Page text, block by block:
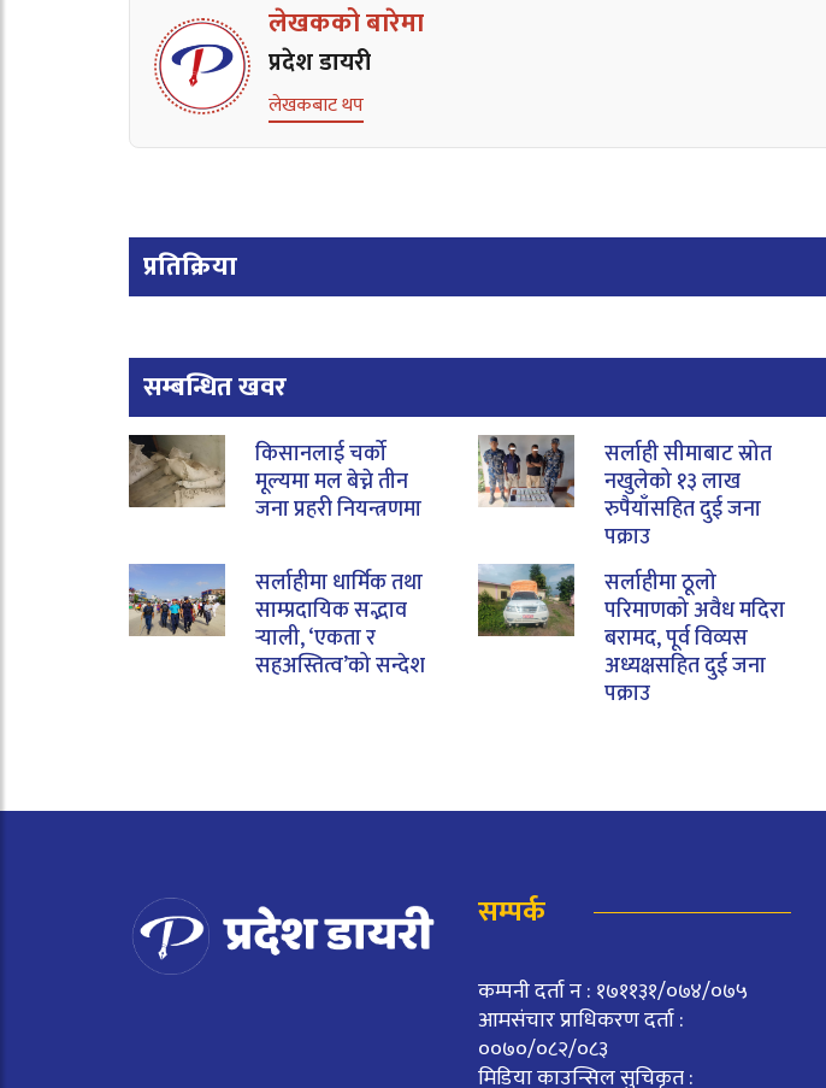
लेखकको बारेमा
प्रदेश डायरी
लेखकबाट थप
प्रतिक्रिया
सम्बन्धित खवर
किसानलाई चर्को
मूल्यमा मल बेच्ने तीन
जना प्रहरी नियन्त्रणमा
सर्लाही सीमाबाट स्रोत
नखुलेको १३ लाख
रुपैयाँसहित दुई जना
पक्राउ
सर्लाहीमा धार्मिक तथा
साम्प्रदायिक सद्भाव
र्‍याली, ‘एकता र
सहअस्तित्व’को सन्देश
सर्लाहीमा ठूलो
परिमाणको अवैध मदिरा
बरामद, पूर्व विव्यस
अध्यक्षसहित दुई जना
पक्राउ
सम्पर्क
कम्पनी दर्ता न : १७११३१/०७४/०७५
आमसंचार प्राधिकरण दर्ता :
००७०/०८२/०८३
मिडिया काउन्सिल सुचिकृत :